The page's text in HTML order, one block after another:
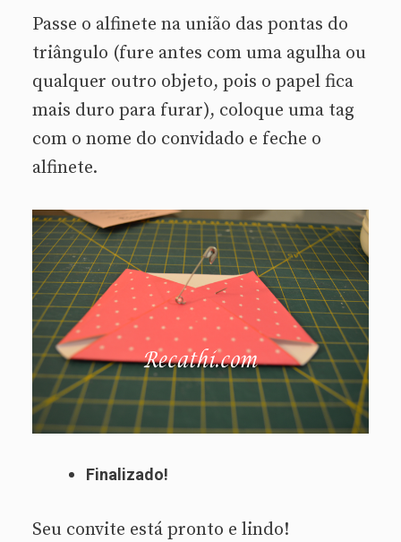
Passe o alfinete na união das pontas do
triângulo (fure antes com uma agulha ou
qualquer outro objeto, pois o papel fica
mais duro para furar), coloque uma tag
com o nome do convidado e feche o
alfinete.
Finalizado!
Seu convite está pronto e lindo!